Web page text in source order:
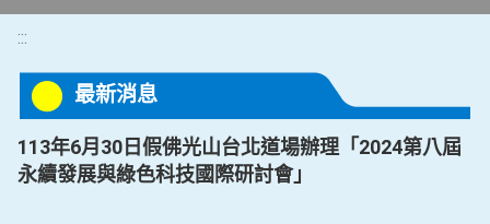
:::
最新消息
113年6月30日假佛光山台北道場辦理「2024第八屆
永續發展與綠色科技國際研討會」